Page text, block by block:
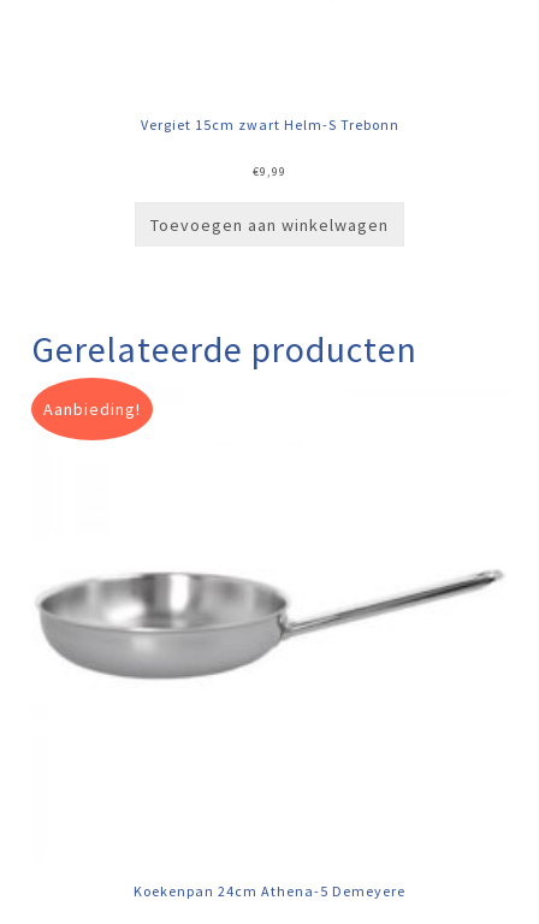
Vergiet 15cm zwart Helm-S Trebonn
€9,99
Toevoegen aan winkelwagen
Gerelateerde producten
Aanbieding!
Koekenpan 24cm Athena-5 Demeyere